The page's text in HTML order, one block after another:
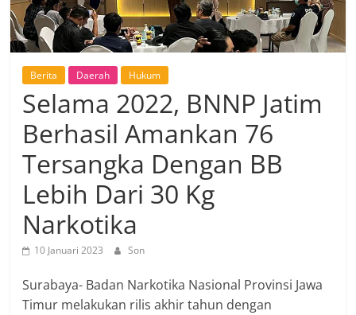
Berita Daerah Hukum
Selama 2022, BNNP Jatim
Berhasil Amankan 76
Tersangka Dengan BB
Lebih Dari 30 Kg
Narkotika
10 Januari 2023 Son
Surabaya- Badan Narkotika Nasional Provinsi Jawa
Timur melakukan rilis akhir tahun dengan